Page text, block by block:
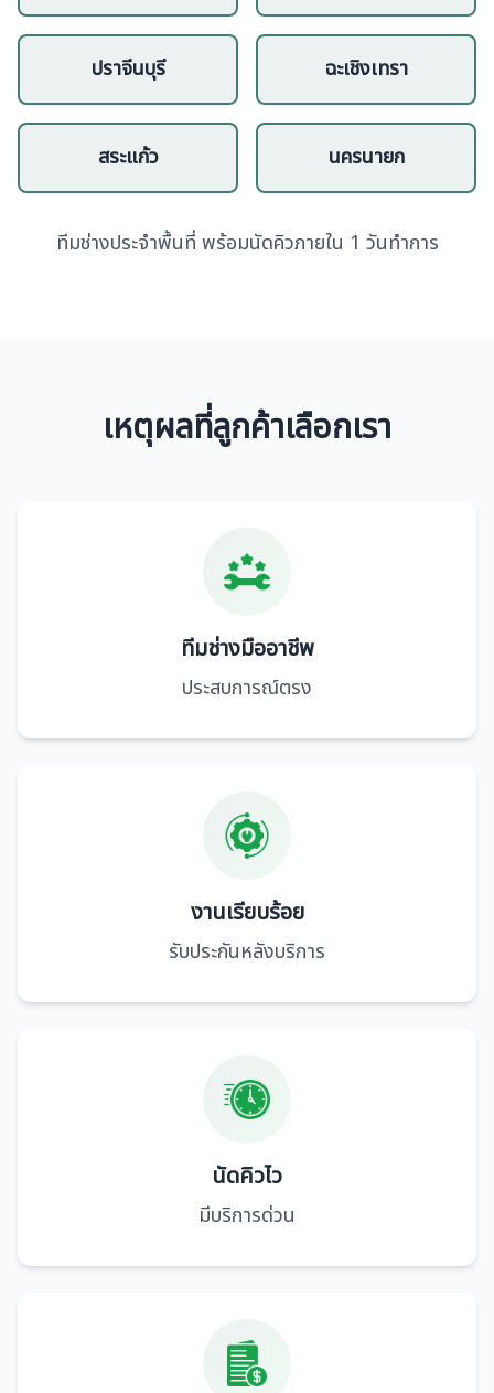
ปราจีนบุรี ฉะเชิงเทรา
สระแก้ว นครนายก
ทีมช่างประจำพื้นที่ พร้อมนัดคิวภายใน 1 วันทำการ
เหตุผลที่ลูกค้าเลือกเรา
ทีมช่างมืออาชีพ
ประสบการณ์ตรง
งานเรียบร้อย
รับประกันหลังบริการ
นัดคิวไว
มีบริการด่วน